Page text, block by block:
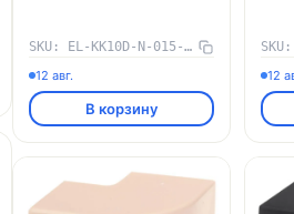
SKU: EL-KK10D-N-015-010-K11
12 авг.
В корзину
12